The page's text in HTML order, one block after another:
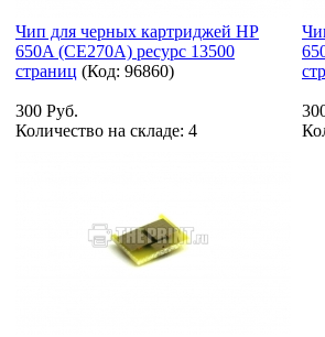
Чип для черных картриджей HP
650A (CE270A) ресурс 13500
страниц (Код: 96860)
300 Руб.
Количество на складе: 4